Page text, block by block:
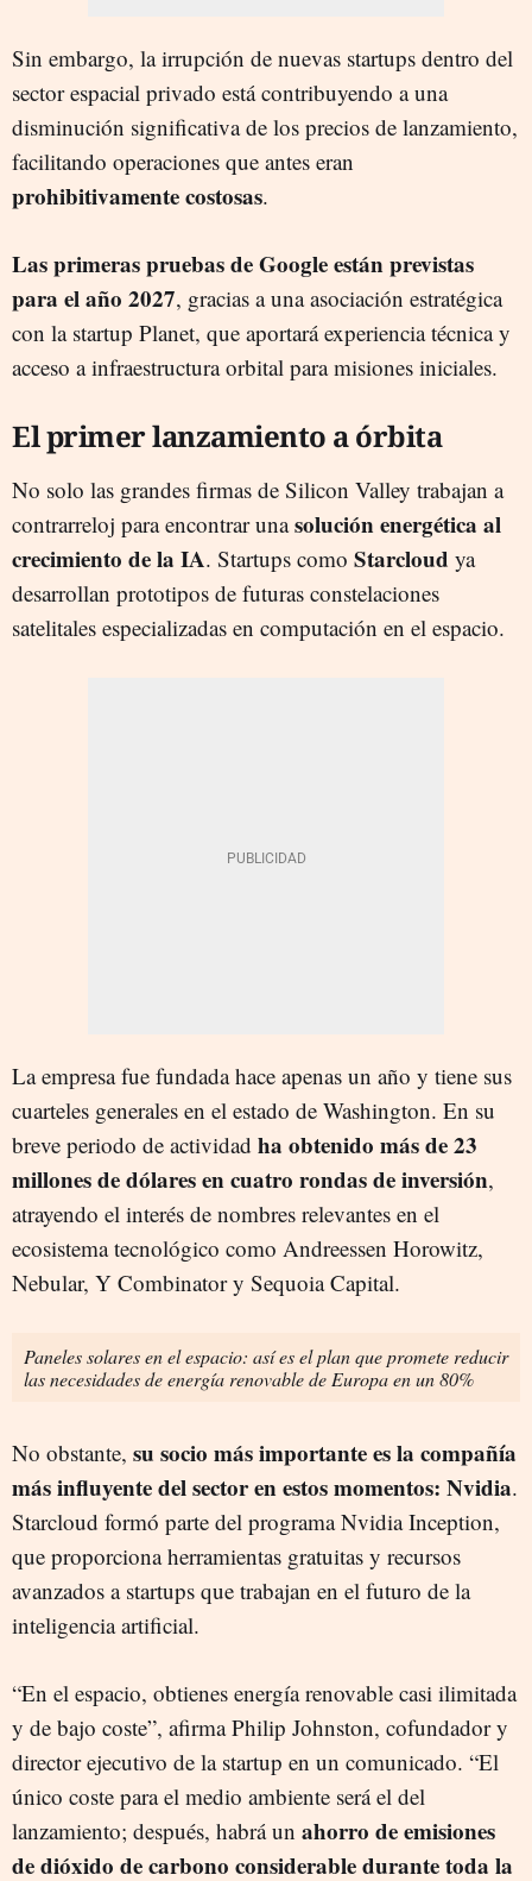
Sin embargo, la irrupción de nuevas startups dentro del
sector espacial privado está contribuyendo a una
disminución significativa de los precios de lanzamiento,
facilitando operaciones que antes eran
prohibitivamente costosas.
Las primeras pruebas de Google están previstas
para el año 2027, gracias a una asociación estratégica
con la startup Planet, que aportará experiencia técnica y
acceso a infraestructura orbital para misiones iniciales.
El primer lanzamiento a órbita
No solo las grandes firmas de Silicon Valley trabajan a
contrarreloj para encontrar unasolución energética al
crecimiento de la IA. Startups como Starcloud ya
desarrollan prototipos de futuras constelaciones
satelitales especializadas en computación en el espacio.
La empresa fue fundada hace apenas un año y tiene sus
cuarteles generales en el estado de Washington. En su
breve periodo de actividad ha obtenido más de 23
millones de dólares en cuatro rondas de inversión,
atrayendo el interés de nombres relevantes en el
ecosistema tecnológico como Andreessen Horowitz,
Nebular, Y Combinator y Sequoia Capital.
Paneles solares en el espacio: así es el plan que promete reducir
las necesidades de energía renovable de Europa en un 80%
No obstante, su socio más importante es la compañía
más influyente del sector en estos momentos: Nvidia.
Starcloud formó parte del programa Nvidia Inception,
que proporciona herramientas gratuitas y recursos
avanzados a startups que trabajan en el futuro de la
inteligencia artificial.
“En el espacio, obtienes energía renovable casi ilimitada
y de bajo coste”, afirma Philip Johnston, cofundador y
director ejecutivo de la startup en un comunicado. “El
único coste para el medio ambiente será el del
lanzamiento; después, habrá un ahorro de emisiones
de dióxido de carbono considerable durante toda la